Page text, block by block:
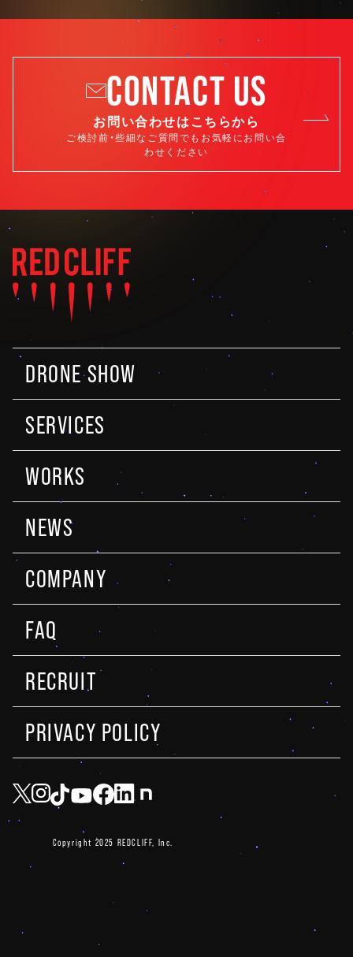
CONTACT US
お問い合わせはこちらから
ご検討前・些細なご質問でもお気軽にお問い合
わせください
DRONE SHOW
SERVICES
WORKS
NEWS
COMPANY
FAQ
RECRUIT
PRIVACY POLICY
Copyright 2025 REDCLIFF, Inc.